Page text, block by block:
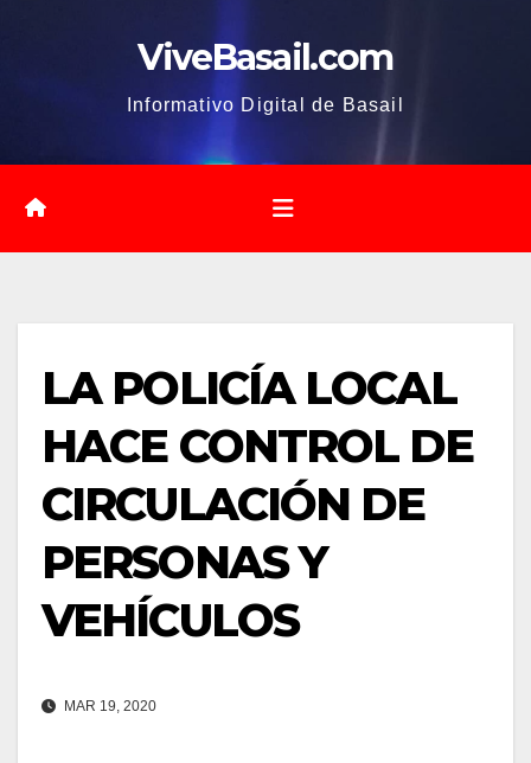
ViveBasail.com
Informativo Digital de Basail
LA POLICÍA LOCAL
HACE CONTROL DE
CIRCULACIÓN DE
PERSONAS Y
VEHÍCULOS
MAR 19, 2020